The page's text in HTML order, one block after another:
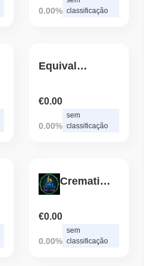
0.00% classificação
Equivalence Token
€0.00
0.00%
sem
classificação
Cremation Coin
€0.00
0.00%
sem
classificação